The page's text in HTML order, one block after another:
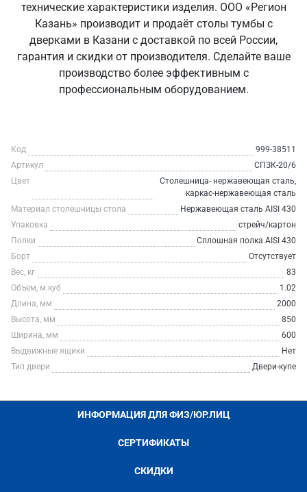
технические характеристики изделия. ООО «Регион
Казань» производит и продаёт столы тумбы с
дверками в Казани с доставкой по всей России,
гарантия и скидки от производителя. Сделайте ваше
производство более эффективным с
профессиональным оборудованием.
Код
999-38511
Артикул
СПЗК-20/6
Цвет
Столешница- нержавеющая сталь,
каркас-нержавеющая сталь
Материал столешницы стола
Нержавеющая сталь AISI 430
Упаковка
стрейч/картон
Полки
Сплошная полка AISI 430
Борт
Отсутствует
Вес, кг
83
Объем, м.куб
1.02
Длина, мм
2000
Высота, мм
850
Ширина, мм
600
Выдвижные ящики
Нет
Тип двери
Двери-купе
ИНФОРМАЦИЯ ДЛЯ ФИЗ/ЮР.ЛИЦ
СЕРТИФИКАТЫ
СКИДКИ